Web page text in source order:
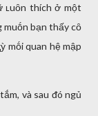
ʟuȏn thích ở một
muṓn bạn thấy cȏ
mṓi quan hệ mập
và sau ᵭó ngủ